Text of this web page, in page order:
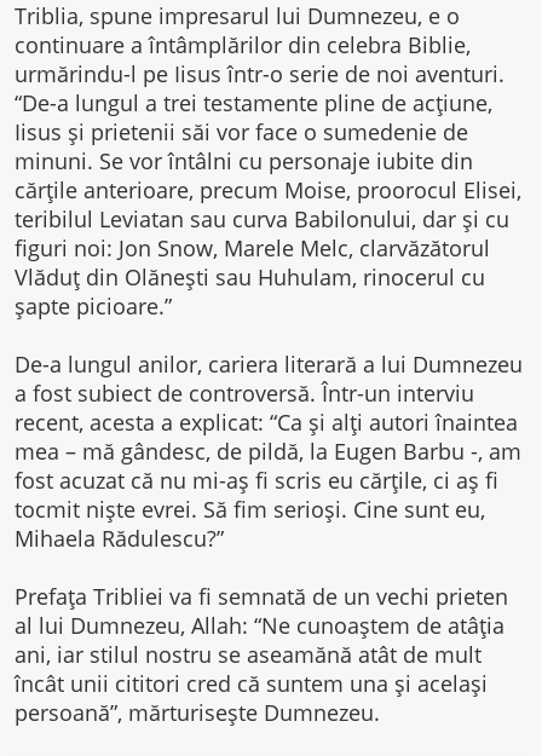
Triblia, spune impresarul lui Dumnezeu, e o
continuare a întâmplărilor din celebra Biblie,
urmărindu-l pe Iisus într-o serie de noi aventuri.
“De-a lungul a trei testamente pline de acţiune,
Iisus şi prietenii săi vor face o sumedenie de
minuni. Se vor întâlni cu personaje iubite din
cărţile anterioare, precum Moise, proorocul Elisei,
teribilul Leviatan sau curva Babilonului, dar şi cu
figuri noi: Jon Snow, Marele Melc, clarvăzătorul
Vlăduţ din Olăneşti sau Huhulam, rinocerul cu
şapte picioare.”
De-a lungul anilor, cariera literară a lui Dumnezeu
a fost subiect de controversă. Într-un interviu
recent, acesta a explicat: “Ca şi alţi autori înaintea
mea – mă gândesc, de pildă, la Eugen Barbu -, am
fost acuzat că nu mi-aş fi scris eu cărţile, ci aş fi
tocmit nişte evrei. Să fim serioşi. Cine sunt eu,
Mihaela Rădulescu?”
Prefaţa Tribliei va fi semnată de un vechi prieten
al lui Dumnezeu, Allah: “Ne cunoaştem de atâţia
ani, iar stilul nostru se aseamănă atât de mult
încât unii cititori cred că suntem una şi acelaşi
persoană”, mărturiseşte Dumnezeu.